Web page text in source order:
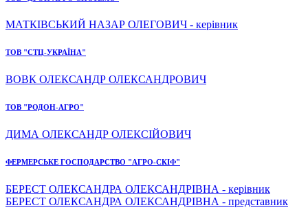
МАТКІВСЬКИЙ НАЗАР ОЛЕГОВИЧ - керівник
ТОВ "СТЦ-УКРАЇНА"
ВОВК ОЛЕКСАНДР ОЛЕКСАНДРОВИЧ
ТОВ "РОДОН-АГРО"
ДИМА ОЛЕКСАНДР ОЛЕКСІЙОВИЧ
ФЕРМЕРСЬКЕ ГОСПОДАРСТВО "АГРО-СКІФ"
БЕРЕСТ ОЛЕКСАНДРА ОЛЕКСАНДРІВНА - керівник
БЕРЕСТ ОЛЕКСАНДРА ОЛЕКСАНДРІВНА - представник